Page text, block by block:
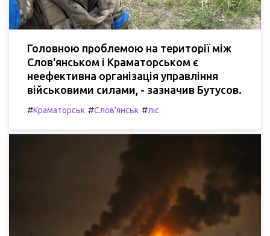
Головною проблемою на території між
Слов'янськом і Краматорськом є
неефективна організація управління
військовими силами, - зазначив Бутусов.
#Краматорськ #Слов'янськ #ліс